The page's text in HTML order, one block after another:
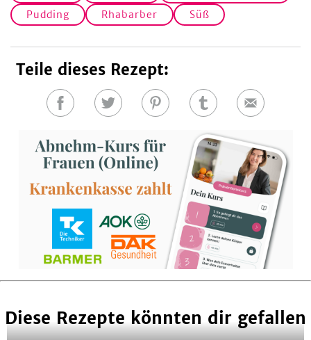
Pudding
Rhabarber Süß
Teile dieses Rezept:
Auf
teilen
Auf
teilen
Auf
teilen
Auf
teilen
E-
Diese Rezepte könnten dir gefallen